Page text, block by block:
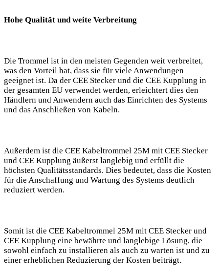
Hohe Qualität und weite Verbreitung
Die Trommel ist in den meisten Gegenden weit verbreitet,
was den Vorteil hat, dass sie für viele Anwendungen
geeignet ist. Da der CEE Stecker und die CEE Kupplung in
der gesamten EU verwendet werden, erleichtert dies den
Händlern und Anwendern auch das Einrichten des Systems
und das Anschließen von Kabeln.
Außerdem ist die CEE Kabeltrommel 25M mit CEE Stecker
und CEE Kupplung äußerst langlebig und erfüllt die
höchsten Qualitätsstandards. Dies bedeutet, dass die Kosten
für die Anschaffung und Wartung des Systems deutlich
reduziert werden.
Somit ist die CEE Kabeltrommel 25M mit CEE Stecker und
CEE Kupplung eine bewährte und langlebige Lösung, die
sowohl einfach zu installieren als auch zu warten ist und zu
einer erheblichen Reduzierung der Kosten beiträgt.